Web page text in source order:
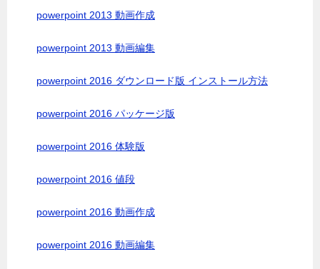
powerpoint 2013 動画作成
powerpoint 2013 動画編集
powerpoint 2016 ダウンロード版 インストール方法
powerpoint 2016 パッケージ版
powerpoint 2016 体験版
powerpoint 2016 値段
powerpoint 2016 動画作成
powerpoint 2016 動画編集